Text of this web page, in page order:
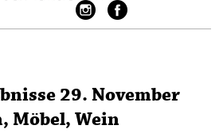
29. November
Möbel, Wein